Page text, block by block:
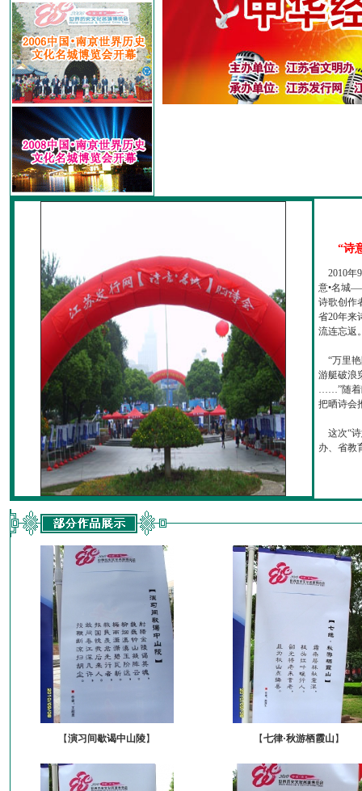
“诗
2010年
意•名城
诗歌创作
省20年来
流连忘返
“万里艳
游艇破浪
……”随着
把晒诗会
这次“诗
办、省教
【演习间歇谒中山陵】 【七律·秋游栖霞山】